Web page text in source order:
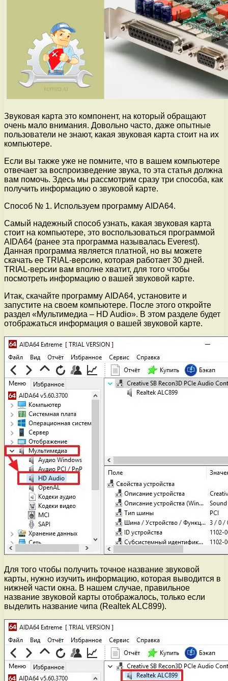
Звуковая карта это компонент, на который обращают
очень мало внимания. Довольно часто, даже опытные
пользователи не знают, какая звуковая карта стоит на их
компьютере.
Если вы также уже не помните, что в вашем компьютере
отвечает за воспроизведение звука, то эта статья должна
вам помочь. Здесь мы рассмотрим сразу три способа, как
получить информацию о звуковой карте.
Способ № 1. Используем программу AIDA64.
Самый надежный способ узнать, какая звуковая карта
стоит на компьютере, это воспользоваться программой
AIDA64 (ранее эта программа называлась Everest).
Данная программа является платной, но вы можете
скачать ее TRIAL-версию, которая работает 30 дней.
TRIAL-версии вам вполне хватит, для того чтобы
посмотреть информацию о вашей звуковой карте.
Итак, скачайте программу AIDA64, установите и
запустите на своем компьютере. После этого откройте
раздел «Мультимедиа – HD Audio». В этом разделе будет
отображаться информация о вашей звуковой карте.
Для того чтобы получить точное название звуковой
карты, нужно изучить информацию, которая выводится в
нижней части окна. В нашем случае, правильное
название звуковой карты отображалось, только если
выделить название чипа (Realtek ALC899).